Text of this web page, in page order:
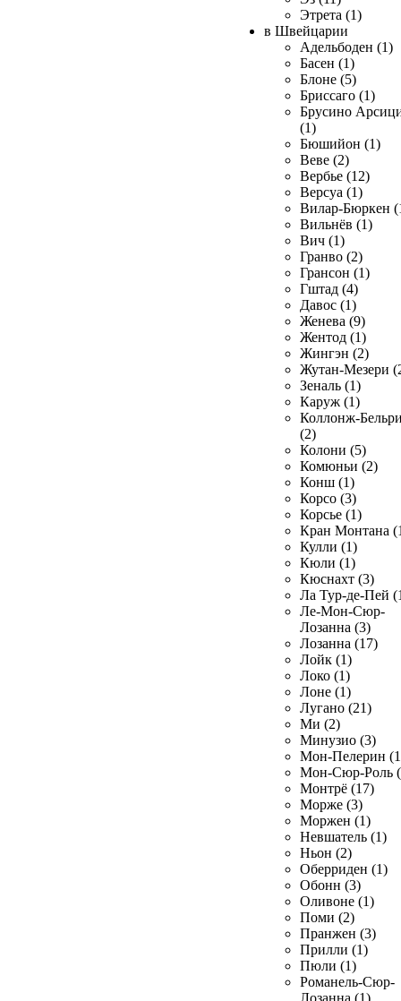
Этрета (1)
в Швейцарии
Адельбоден (1)
Басен (1)
Блоне (5)
Бриссаго (1)
Брусино
(1)
Бюшийон (1)
Веве (2)
Вербье (12)
Версуа (1)
Вилар-Бюркен
Вильнёв (1)
Вич (1)
Гранво (2)
Грансон (1)
Гштад (4)
Давос (1)
Женева (9)
Жентод (1)
Жингэн (2)
Жутан-Мезери
Зеналь (1)
Каруж (1)
Коллонж-
(2)
Колони (5)
Комюньи (2)
Конш (1)
Корсо (3)
Корсье (1)
Кран Монтана
Кулли (1)
Кюли (1)
Кюснахт (3)
Ла Тур-де-Пей
Ле-Мон-Сюр-
Лозанна (3)
Лозанна (17)
Лойк (1)
Локо (1)
Лоне (1)
Лугано (21)
Ми (2)
Минузио (3)
Мон-Пелерин
Мон-Сюр-Роль
Монтрё (17)
Морже (3)
Моржен (1)
Невшатель (1)
Ньон (2)
Оберриден (1)
Обонн (3)
Оливоне (1)
Поми (2)
Пранжен (3)
Прилли (1)
Пюли (1)
Романель-Сюр-
Лозанна (1)